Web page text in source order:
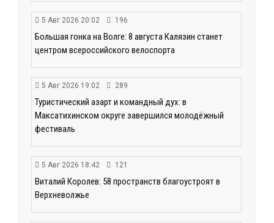
5 Авг 2026 20:02 196
Большая гонка на Волге: 8 августа Калязин станет
центром всероссийского велоспорта
5 Авг 2026 19:02 289
Туристический азарт и командный дух: в
Максатихинском округе завершился молодёжный
фестиваль
5 Авг 2026 18:42 121
Виталий Королев: 58 пространств благоустроят в
Верхневолжье